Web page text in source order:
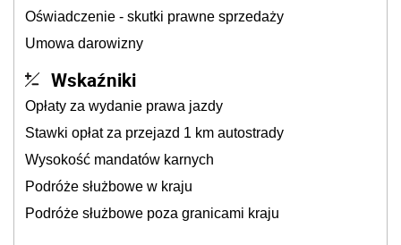
Oświadczenie - skutki prawne sprzedaży
Umowa darowizny
Wskaźniki
Opłaty za wydanie prawa jazdy
Stawki opłat za przejazd 1 km autostrady
Wysokość mandatów karnych
Podróże służbowe w kraju
Podróże służbowe poza granicami kraju